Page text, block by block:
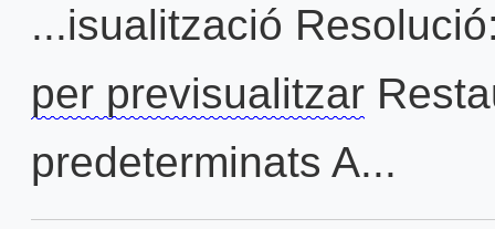
...isualització
per previsualitzar
predeterminats A...